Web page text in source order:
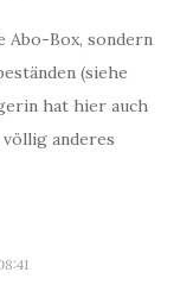
Abo-Box, sondern
(siehe
hat hier auch
anderes